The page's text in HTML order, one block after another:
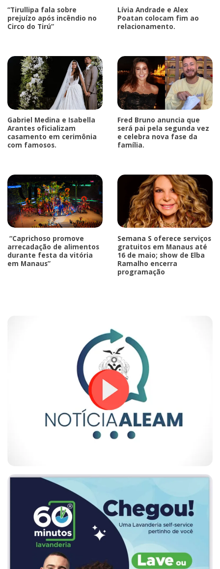
“Tirullipa fala sobre
prejuízo após incêndio no
Circo do Tirú”
Lívia Andrade e Alex
Poatan colocam fim ao
relacionamento.
Gabriel Medina e Isabella
Arantes oficializam
casamento em cerimônia
com famosos.
Fred Bruno anuncia que
será pai pela segunda vez
e celebra nova fase da
família.
“Caprichoso promove
arrecadação de alimentos
durante festa da vitória
em Manaus”
Semana S oferece serviços
gratuitos em Manaus até
16 de maio; show de Elba
Ramalho encerra
programação